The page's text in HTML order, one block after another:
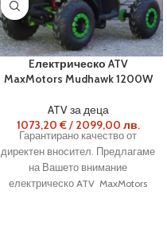
Eлектрическо ATV
MaxMotors Mudhawk 1200W
ATV за деца
1073,20 €/ 2099,00 лв.
Гарантирано качество от
директен вносител. Предлагаме
на Вашето внимание
електрическо ATV MaxMotors